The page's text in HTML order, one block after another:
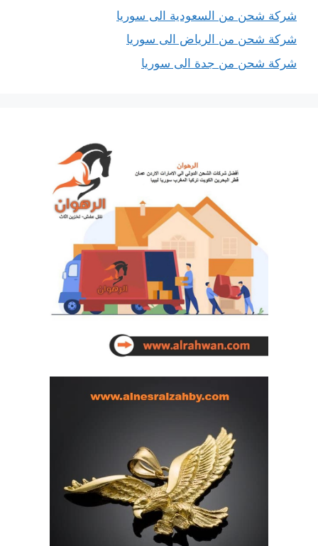
شركة شحن من السعودية الى سوريا
شركة شحن من الرياض الى سوريا
شركة شحن من جدة الى سوريا